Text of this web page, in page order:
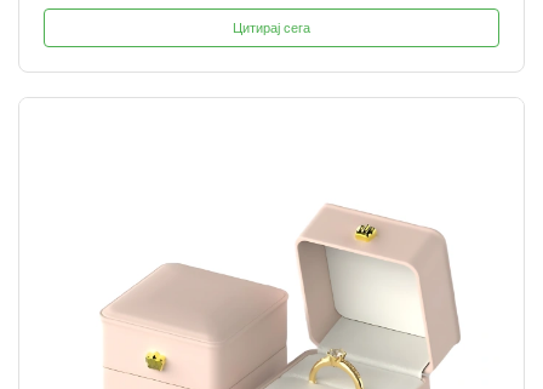
Цитирај сега